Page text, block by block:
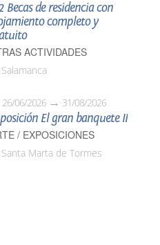
Becas de residencia con
completo y
ACTIVIDADES
Salamanca
26/06/2026 31/08/2026
El gran banquete II
/ EXPOSICIONES
Santa Marta de Tormes